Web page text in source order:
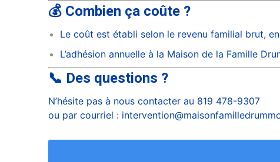
💰 Combien ça coûte ?
Le coût est établi selon le revenu familial brut,
L’adhésion annuelle à la Maison de la Famille
📞 Des questions ?
N’hésite pas à nous contacter au 819 478-9307
ou par courriel :